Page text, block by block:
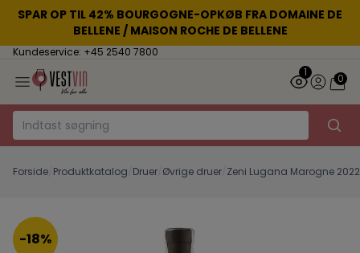
SPAR OP TIL 42% BOURGOGNE-OPKØB FRA DOMAINE DE
BELLENE / MAISON ROCHE DE BELLENE
Kundeservice: +45 2540 7800
1
0
Forside Produktkatalog Druer Øvrige druer Zeni Lugana Marogne 2022
-18%